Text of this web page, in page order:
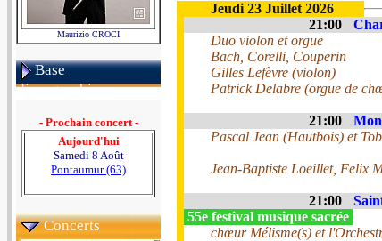
Maurizio CROCI
Base
discographique
- Prochain concert -
Aujourd'hui
Samedi 8 Août
Pontaumur (63)
Concerts
Jeudi 23 Juillet 2026
21:00
Duo violon et orgue
Bach, Corelli, Couperin
Gilles Lefèvre (violon)
Patrick Delabre (orgue de
21:00
Pascal Jean (Hautbois) et
Jean-Baptiste Loeillet, Felix
21:00
55e festival musique sacrée
chœur Mélisme(s) et